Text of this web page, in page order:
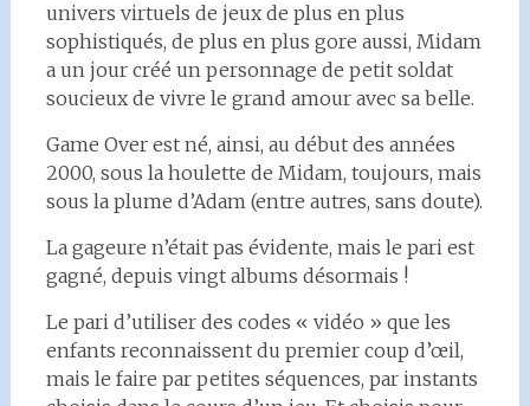
univers virtuels de jeux de plus en plus
sophistiqués, de plus en plus gore aussi, Midam
a un jour créé un personnage de petit soldat
soucieux de vivre le grand amour avec sa belle.
Game Over est né, ainsi, au début des années
2000, sous la houlette de Midam, toujours, mais
sous la plume d’Adam (entre autres, sans doute).
La gageure n’était pas évidente, mais le pari est
gagné, depuis vingt albums désormais !
Le pari d’utiliser des codes « vidéo » que les
enfants reconnaissent du premier coup d’œil,
mais le faire par petites séquences, par instants